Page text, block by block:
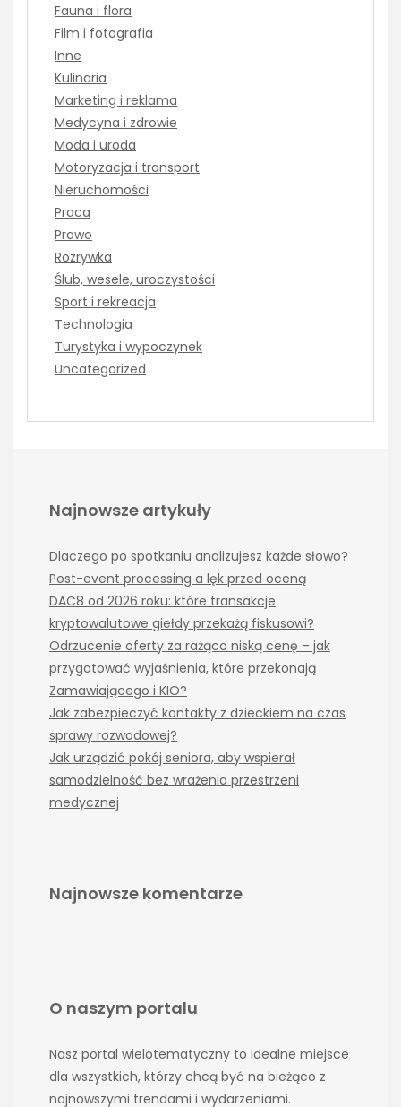
Fauna i flora
Film i fotografia
Inne
Kulinaria
Marketing i reklama
Medycyna i zdrowie
Moda i uroda
Motoryzacja i transport
Nieruchomości
Praca
Prawo
Rozrywka
Ślub, wesele, uroczystości
Sport i rekreacja
Technologia
Turystyka i wypoczynek
Uncategorized
Najnowsze artykuły
Dlaczego po spotkaniu analizujesz każde słowo?
Post-event processing a lęk przed oceną
DAC8 od 2026 roku: które transakcje
kryptowalutowe giełdy przekażą fiskusowi?
Odrzucenie oferty za rażąco niską cenę – jak
przygotować wyjaśnienia, które przekonają
Zamawiającego i KIO?
Jak zabezpieczyć kontakty z dzieckiem na czas
sprawy rozwodowej?
Jak urządzić pokój seniora, aby wspierał
samodzielność bez wrażenia przestrzeni
medycznej
Najnowsze komentarze
O naszym portalu
Nasz portal wielotematyczny to idealne miejsce
dla wszystkich, którzy chcą być na bieżąco z
najnowszymi trendami i wydarzeniami.